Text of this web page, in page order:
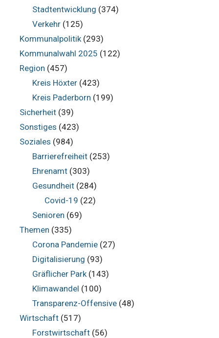
Stadtentwicklung (374)
Verkehr(125)
Kommunalpolitik(293)
Kommunalwahl 2025 (122)
Region (457)
Kreis Höxter(423)
Kreis Paderborn (199)
Sicherheit (39)
Sonstiges (423)
Soziales (984)
Barrierefreiheit(253)
Ehrenamt(303)
Gesundheit(284)
Covid-19 (22)
Senioren (69)
Themen (335)
Corona Pandemie(27)
Digitalisierung (93)
Gräflicher Park(143)
Klimawandel (100)
Transparenz-Offensive(48)
Wirtschaft (517)
Forstwirtschaft(56)